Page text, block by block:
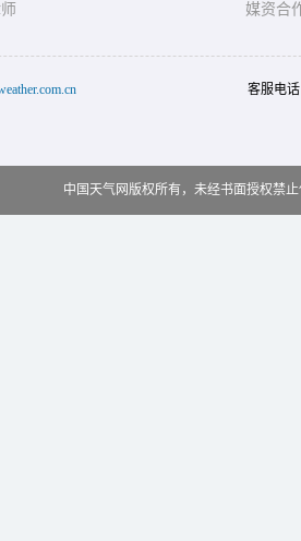
媒资合
客服电
中国天气网版权所有，未经书面授权